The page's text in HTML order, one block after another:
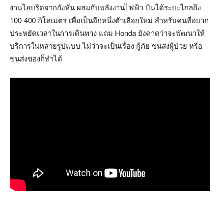
งานไฮบริดจากกังหัน ผสมกับพลังงานไฟฟ้า บินได้ระยะไกลถึง
100-400 กิโลเมตร เพื่อเป็นอีกหนึ่งตัวเลือกใหม่ สำหรับคนที่อยาก
ประหยัดเวลาในการเดินทาง แถม Honda ยังคาดว่าจะพัฒนาให้
บริการในหลายรูปแบบ ไม่ว่าจะเป็นเรื่อง กู้ภัย ขนส่งผู้ป่วย หรือ
ขนส่งของก็ทำได้